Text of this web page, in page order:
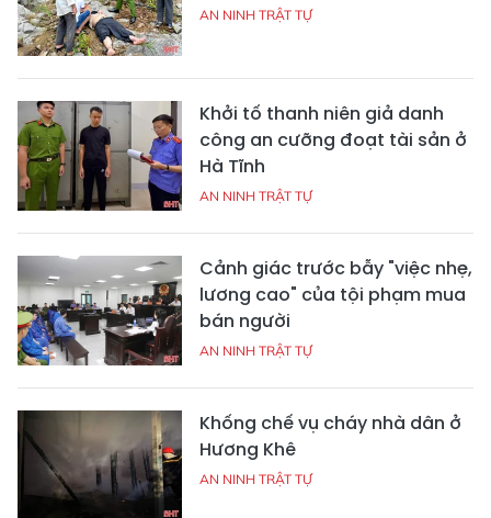
AN NINH TRẬT TỰ
Khởi tố thanh niên giả danh
công an cưỡng đoạt tài sản ở
Hà Tĩnh
AN NINH TRẬT TỰ
Cảnh giác trước bẫy "việc nhẹ,
lương cao" của tội phạm mua
bán người
AN NINH TRẬT TỰ
Khống chế vụ cháy nhà dân ở
Hương Khê
AN NINH TRẬT TỰ